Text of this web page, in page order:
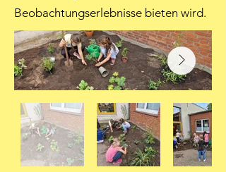
Beobachtungserlebnisse bieten wird.